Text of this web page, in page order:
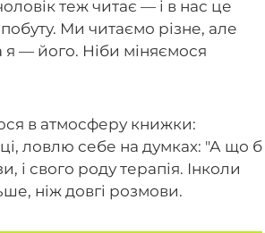
теж читає — і в нас це
Ми читаємо різне, але
я — його. Ніби міняємося
в атмосферу книжки:
ловлю себе на думках: "А що б
і свого роду терапія. Інколи
ніж довгі розмови.